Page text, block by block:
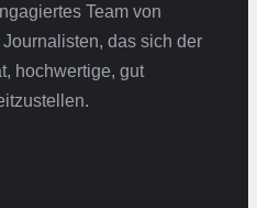
Team von
das sich der
hochwertige, gut